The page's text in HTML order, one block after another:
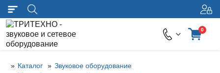
0
Каталог
Звуковое оборудование